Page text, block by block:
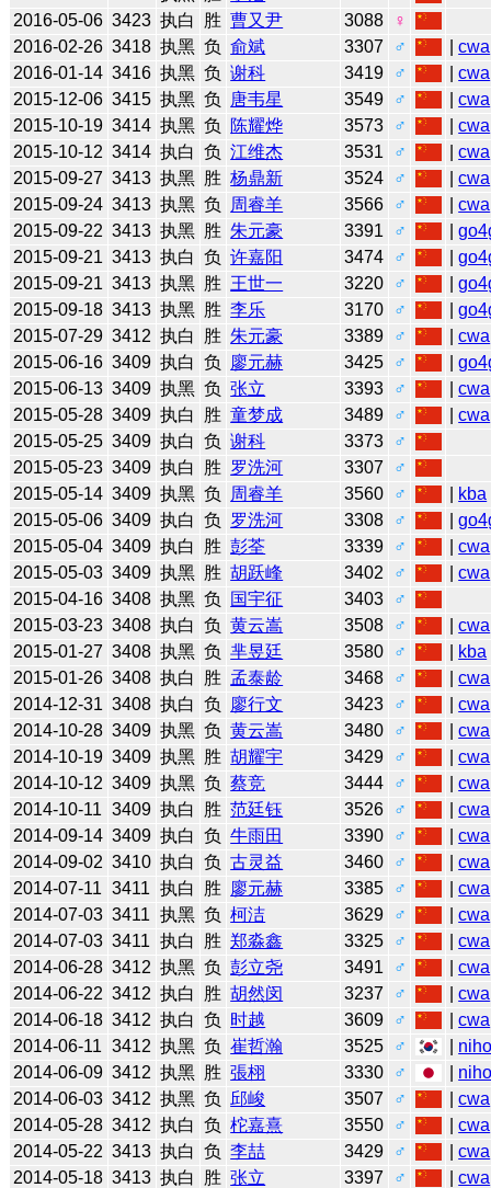
2016-05-06 3423 执白 胜 曹又尹 3088
♀
2016-02-26 3418 执黑 负 俞斌 3307 ♂ |cwa
2016-01-14 3416 执黑 负 谢科 3419 ♂ |cwa
2015-12-06 3415 执黑 负 唐韦星 3549 ♂ |cwa
2015-10-19 3414 执黑 负 陈耀烨 3573 ♂ |cwa
2015-10-12 3414 执白 负 江维杰 3531 ♂ |cwa
2015-09-27 3413 执黑 胜 杨鼎新 3524 ♂ |cwa
2015-09-24 3413 执黑 负 周睿羊 3566 ♂ |cwa
2015-09-22 3413 执黑 胜 朱元豪 3391 ♂ |
2015-09-21 3413 执白 负 许嘉阳 3474 ♂ |
2015-09-21 3413 执黑 胜 王世一 3220 ♂ |
2015-09-18 3413 执黑 胜 李乐 3170 ♂ |
2015-07-29 3412 执白 胜 朱元豪 3389 ♂ |cwa
2015-06-16 3409 执白 负 廖元赫 3425 ♂ |
2015-06-13 3409 执黑 负 张立 3393 ♂ |cwa
2015-05-28 3409 执白 胜 童梦成 3489 ♂ |cwa
2015-05-25 3409 执白 负 谢科 3373
♂
2015-05-23 3409 执白 胜 罗洗河 3307
♂
2015-05-14 3409 执黑 负 周睿羊 3560 ♂ kba
2015-05-06 3409 执白 负 罗洗河 3308 ♂ |
2015-05-04 3409 执白 胜 彭荃 3339 ♂ |cwa
2015-05-03 3409 执黑 胜 胡跃峰 3402 ♂ |cwa
2015-04-16 3408 执黑 负 国宇征 3403
♂
2015-03-23 3408 执白 负 黄云嵩 3508 ♂ |cwa
2015-01-27 3408 执黑 负 芈昱廷 3580 ♂ kba
2015-01-26 3408 执白 胜 孟泰龄 3468 ♂ |cwa
2014-12-31 3408 执白 负 廖行文 3423 ♂ |cwa
2014-10-28 3409 执黑 负 黄云嵩 3480 ♂ |cwa
2014-10-19 3409 执黑 胜 胡耀宇 3429 ♂ |cwa
2014-10-12 3409 执黑 负 蔡竞 3444 ♂ |cwa
2014-10-11 3409 执白 胜 范廷钰 3526 ♂ |cwa
2014-09-14 3409 执白 负 牛雨田 3390 ♂ |cwa
2014-09-02 3410 执白 负 古灵益 3460 ♂ |cwa
2014-07-11 3411 执白 胜 廖元赫 3385 ♂ |cwa
2014-07-03 3411 执黑 负 柯洁 3629 ♂ |cwa
2014-07-03 3411 执白 胜 郑淼鑫 3325 ♂ |cwa
2014-06-28 3412 执黑 负 彭立尧 3491 ♂ |cwa
2014-06-22 3412 执白 胜 胡然闵 3237 ♂ |cwa
2014-06-18 3412 执白 负 时越 3609 ♂ |cwa
2014-06-11 3412 执黑 负 崔哲瀚 3525 ♂
2014-06-09 3412 执黑 胜 張栩 3330 ♂
2014-06-03 3412 执黑 负 邱峻 3507 ♂ |cwa
2014-05-28 3412 执白 负 柁嘉熹 3550 ♂ |cwa
2014-05-22 3413 执白 负 李喆 3429 ♂ |cwa
2014-05-18 3413 执白 胜 张立 3397 ♂ |cwa